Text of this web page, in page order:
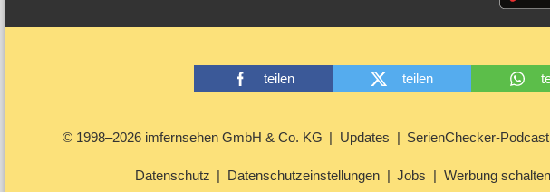
teilen teilen
© 1998–2026 imfernsehen GmbH & Co. KG Updates SerienChecker-Podcast
Datenschutz Datenschutzeinstellungen Jobs Werbung schalten